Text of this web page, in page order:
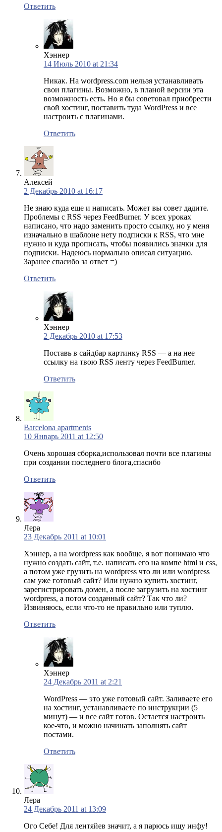
Ответить
Хэннер
14 Июль 2010 at 21:34
Никак. На wordpress.com нельзя устанавливать
свои плагины. Возможно, в планой версии эта
возможность есть. Но я бы советовал приобрести
свой хостинг, поставить туда WordPress и все
настроить с плагинами.
Ответить
Алексей
2 Декабрь 2010 at 16:17
Не знаю куда еще и написать. Может вы совет дадите.
Проблемы с RSS через FeedBurner. У всех уроках
написано, что надо заменить просто ссылку, но у меня
изначально в шаблоне нету подписки к RSS, что мне
нужно и куда прописать, чтобы появились значки для
подписки. Надеюсь нормально описал ситуацию.
Заранее спасибо за ответ =)
Ответить
Хэннер
2 Декабрь 2010 at 17:53
Поставь в сайдбар картинку RSS — а на нее
ссылку на твою RSS ленту через FeedBurner.
Ответить
Barcelona apartments
10 Январь 2011 at 12:50
Очень хорошая сборка,использовал почти все плагины
при создании последнего блога,спасибо
Ответить
Лера
23 Декабрь 2011 at 10:01
Хэннер, а на wordpress как вообще, я вот понимаю что
нужно создать сайт, т.е. написать его на компе html и css,
а потом уже грузить на wordpress что ли или wordpress
сам уже готовый сайт? Или нужно купить хостинг,
зарегистрировать домен, а после загрузить на хостинг
wordpress, а потом созданный сайт? Так что ли?
Извиняюсь, если что-то не правильно или туплю.
Ответить
Хэннер
24 Декабрь 2011 at 2:21
WordPress — это уже готовый сайт. Заливаете его
на хостинг, устанавливаете по инструкции (5
минут) — и все сайт готов. Остается настроить
кое-что, и можно начинать заполнять сайт
постами.
Ответить
Лера
24 Декабрь 2011 at 13:09
Ого Себе! Для лентяйев значит, а я парюсь ищу инфу!